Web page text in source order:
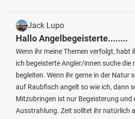
Jack Lupo
Hallo Angelbegeisterte........
Wenn ihr meine Themen verfolgt, habt
ich begeisterte Angler/innen suche die
begleiten. Wenn ihr gerne in der Natur
auf Raubfisch angelt so wie ich, dann
Mitzubringen ist nur Begeisterung und
Ausstrahlung. Zeit solltet ihr natürlich